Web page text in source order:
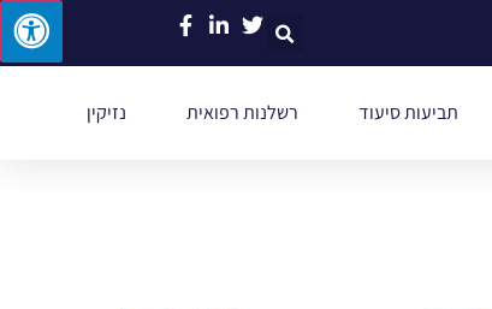
תביעות סיעוד רשלנות רפואית נזיקין